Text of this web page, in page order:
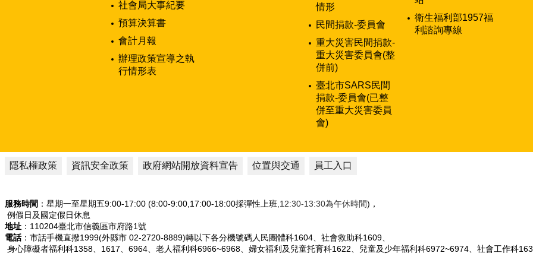
社會局大事紀要
預算決算書
會計月報
辦理政策宣導之執
行情形表
情形
民間捐款-委員會
重大災害民間捐款-
重大災害委員會(整
併前)
臺北市SARS民間
捐款-委員會(已整
併至重大災害委員
會)
衛生福利部1957福
利諮詢專線
隱私權政策 資訊安全政策 政府網站開放資料宣告 位置與交通 員工入口
服務時間 ：星期一至星期五9:00-17:00 (8:00-9:00,17:00-18:00採彈性上班 ,12:30-13:30為午休時間)，
例假日及國定假日休息
地址 ：110204臺北市信義區市府路1號
電話：市話手機直撥1999(外縣市 02-2720-8889)轉以下各分機號碼人民團體科1604、社會救助科1609、
身心障礙者福利科1358、1617、6964、老人福利科6966~6968、婦女福利及兒童托育科1622、兒童及少年福利科6972~6974、社會工作科